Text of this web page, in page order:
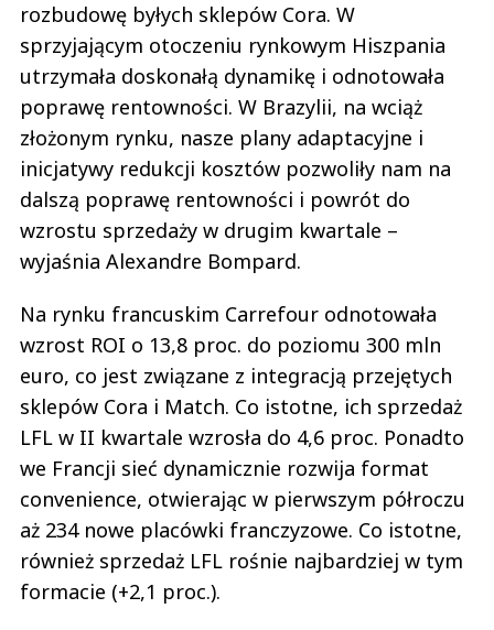
rozbudowę byłych sklepów Cora. ​​W
sprzyjającym otoczeniu rynkowym Hiszpania
utrzymała doskonałą dynamikę i odnotowała
poprawę rentowności. W Brazylii, na wciąż
złożonym rynku, nasze plany adaptacyjne i
inicjatywy redukcji kosztów pozwoliły nam na
dalszą poprawę rentowności i powrót do
wzrostu sprzedaży w drugim kwartale –
wyjaśnia Alexandre Bompard.
Na rynku francuskim Carrefour odnotowała
wzrost ROI o 13,8 proc. do poziomu 300 mln
euro, co jest związane z integracją przejętych
sklepów Cora i Match. Co istotne, ich sprzedaż
LFL w II kwartale wzrosła do 4,6 proc. Ponadto
we Francji sieć dynamicznie rozwija format
convenience, otwierając w pierwszym półroczu
aż 234 nowe placówki franczyzowe. Co istotne,
również sprzedaż LFL rośnie najbardziej w tym
formacie (+2,1 proc.).